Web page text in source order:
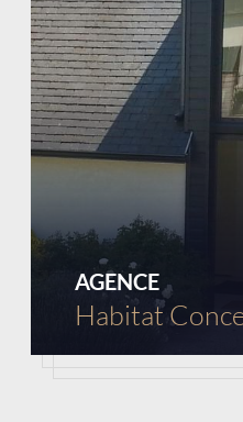
AGENCE
Habitat